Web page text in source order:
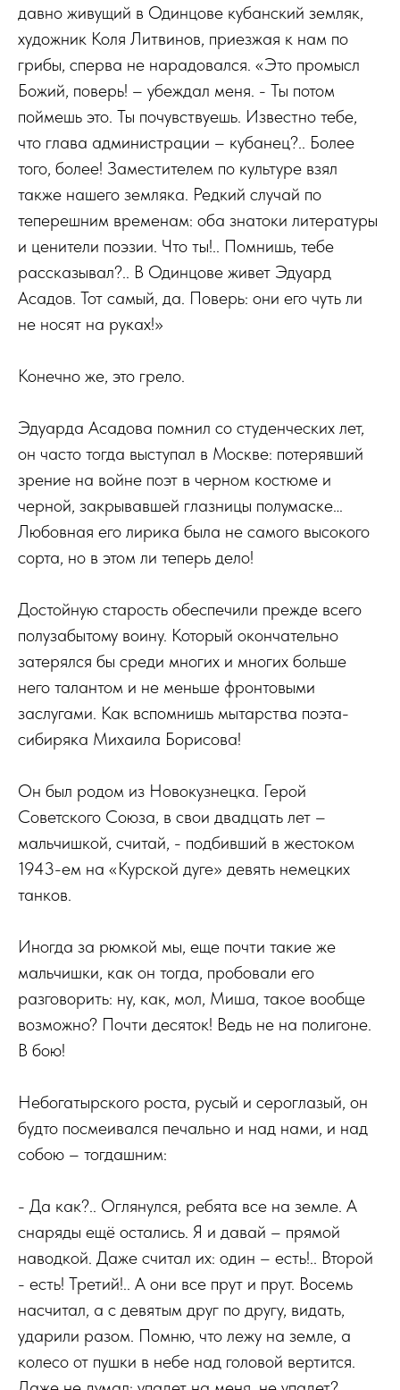
давно живущий в Одинцове кубанский земляк,
художник Коля Литвинов, приезжая к нам по
грибы, сперва не нарадовался. «Это промысл
Божий, поверь! – убеждал меня. - Ты потом
поймешь это. Ты почувствуешь. Известно тебе,
что глава администрации – кубанец?.. Более
того, более! Заместителем по культуре взял
также нашего земляка. Редкий случай по
теперешним временам: оба знатоки литературы
и ценители поэзии. Что ты!.. Помнишь, тебе
рассказывал?.. В Одинцове живет Эдуард
Асадов. Тот самый, да. Поверь: они его чуть ли
не носят на руках!»
Конечно же, это грело.
Эдуарда Асадова помнил со студенческих лет,
он часто тогда выступал в Москве: потерявший
зрение на войне поэт в черном костюме и
черной, закрывавшей глазницы полумаске…
Любовная его лирика была не самого высокого
сорта, но в этом ли теперь дело!
Достойную старость обеспечили прежде всего
полузабытому воину. Который окончательно
затерялся бы среди многих и многих больше
него талантом и не меньше фронтовыми
заслугами. Как вспомнишь мытарства поэта-
сибиряка Михаила Борисова!
Он был родом из Новокузнецка. Герой
Советского Союза, в свои двадцать лет –
мальчишкой, считай, - подбивший в жестоком
1943-ем на «Курской дуге» девять немецких
танков.
Иногда за рюмкой мы, еще почти такие же
мальчишки, как он тогда, пробовали его
разговорить: ну, как, мол, Миша, такое вообще
возможно? Почти десяток! Ведь не на полигоне.
В бою!
Небогатырского роста, русый и сероглазый, он
будто посмеивался печально и над нами, и над
собою – тогдашним:
- Да как?.. Оглянулся, ребята все на земле. А
снаряды ещё остались. Я и давай – прямой
наводкой. Даже считал их: один – есть!.. Второй
- есть! Третий!.. А они все прут и прут. Восемь
насчитал, а с девятым друг по другу, видать,
ударили разом. Помню, что лежу на земле, а
колесо от пушки в небе над головой вертится.